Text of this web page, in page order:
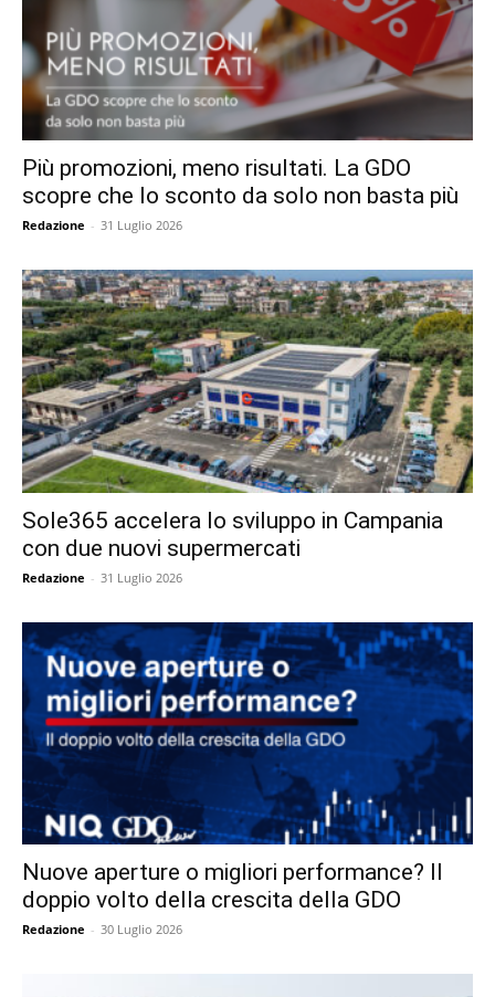
Più promozioni, meno risultati. La GDO
scopre che lo sconto da solo non basta più
Redazione - 31 Luglio 2026
Sole365 accelera lo sviluppo in Campania
con due nuovi supermercati
Redazione - 31 Luglio 2026
Nuove aperture o migliori performance? Il
doppio volto della crescita della GDO
Redazione - 30 Luglio 2026